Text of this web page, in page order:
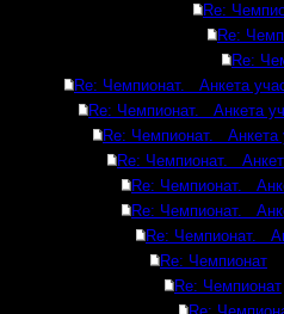
Re:
Re:
Re:
Re: Чемпионат. Анкета
Re: Чемпионат. Анкета
Re: Чемпионат. Анкета
Re: Чемпионат.
Re: Чемпионат.
Re: Чемпионат.
Re: Чемпионат.
Re: Чемпионат
Re: Чемпионат